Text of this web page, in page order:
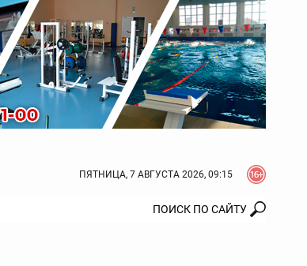
ПЯТНИЦА, 7 АВГУСТА 2026, 09:15